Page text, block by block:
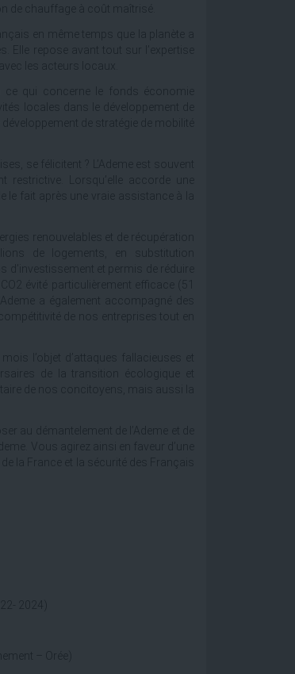
de chauffage à coût maîtrisé.
en même temps que la planète a
Elle repose avant tout sur l’expertise
les acteurs locaux.
ce qui concerne le fonds économie
locales dans le développement de
de stratégie de mobilité
se félicitent ? L’Ademe est souvent
Lorsqu’elle accorde une
le fait après une vraie assistance à la
renouvelables et de récupération
de logements, en substitution
et permis de réduire
évité particulièrement efficace (51
a également accompagné des
de nos entreprises tout en
l’objet d’attaques fallacieuses et
de la transition écologique et
de nos concitoyens, mais aussi la
au démantelement de l’Ademe et de
Vous agirez ainsi en faveur d’une
la France et la sécurité des Français
2024)
– Orée)